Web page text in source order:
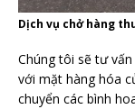
Dịch vụ chở hàng
Chúng tôi sẽ tư
với mặt hàng hóa
chuyển các bình